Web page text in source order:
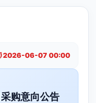
2026-06-07 00:00
购意向公告